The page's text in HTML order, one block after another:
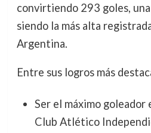
convirtiendo 293 goles,
siendo la más alta
Argentina.
Entre sus logros más
Ser el máximo goleador
Club Atlético